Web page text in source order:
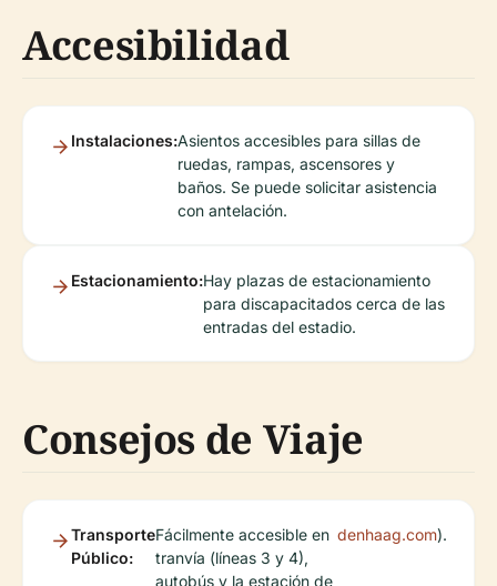
Accesibilidad
Instalaciones:Asientos accesibles para sillas de
ruedas, rampas, ascensores y
baños. Se puede solicitar asistencia
con antelación.
Estacionamiento:Hay plazas de estacionamiento
para discapacitados cerca de las
entradas del estadio.
Consejos de Viaje
Transporte
Público:
Fácilmente accesible en
tranvía (líneas 3 y 4),
autobús y la estación de
denhaag.com).